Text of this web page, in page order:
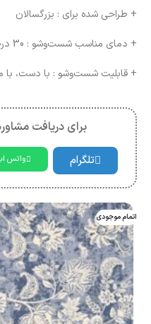
+ طراحی شده برای : بزرگسالان
+ دمای مناسب شست‌وشو : 30 درجه سانتیگراد
+ قابلیت شست‌وشو : با دست، با
برای دریافت
تلگرام واتس
اتمام موجودی